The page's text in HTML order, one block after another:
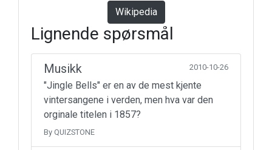
Wikipedia
Lignende spørsmål
Musikk 2010-10-26
"Jingle Bells" er en av de mest kjente
vintersangene i verden, men hva var den
orginale titelen i 1857?
By QUIZSTONE